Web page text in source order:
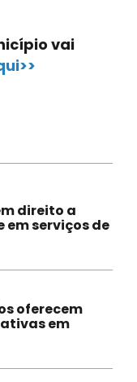
vai
direito a
serviços de
oferecem
em